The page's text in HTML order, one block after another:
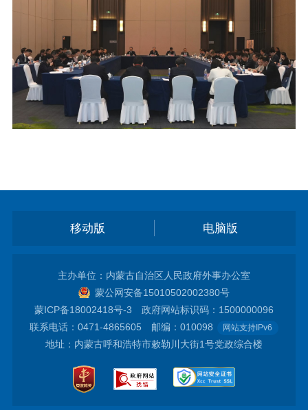
移动版 电脑版
主办单位：内蒙古自治区人民政府外事办公室
蒙公网安备15010502002380号
蒙ICP备18002418号-3 政府网站标识码：1500000096
联系电话：0471-4865605 邮编：010098
网站支持IPv6
地址：内蒙古呼和浩特市敕勒川大街1号党政综合楼